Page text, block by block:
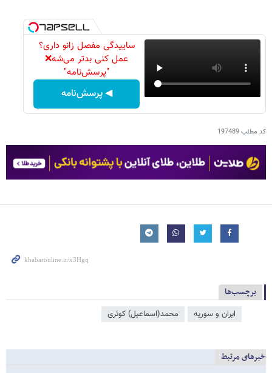
ساییدگی مفصل زانو داری؟
عمل کنی بدتر می‌شه❌
"پرسش‌نامه"
◀ پرسش‌نامه
کد مطلب197489
برچسب‌ها
ایران و سوریه محمد(اسماعیل) کوثری
خبرهای مرتبط